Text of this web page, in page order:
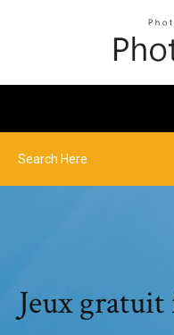
Jeux gratuit